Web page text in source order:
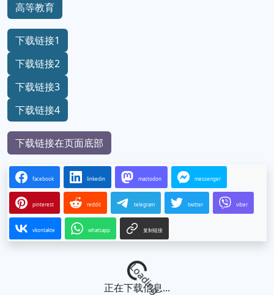
高等教育
下载链接1
下载链接2
下载链接3
下载链接4
下载链接在页面底部
facebook linkedin mastodon messenger
pinterest reddit telegram twitter viber
vkontakte whatsapp 复制链接
Loading...
正在下载信息...